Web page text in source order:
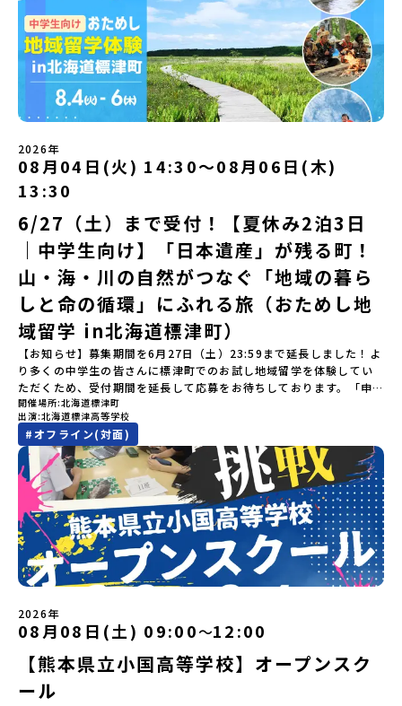
ご登録ください♪地域みらい留学公式LINE
確認ください・参加規約への同意プログラムへの参加申し込みいた
だく前に、「お申し込みに関する各規約」への同意が必須となりま
す。ご確認ください。・抽選による参加者決定についてお申込みい
ただいた方の中から抽選の上、締め切り日から1週間を目途に、お申
し込み時に記入いただいたメールアドレス宛に「当選／落選メー
ル」をお送りいたします。当選者は、メールに記載された「当選確
認フォーム」に３日以内に回答いただき、確認フォームの提出をも
にご回答いただけない場合は、当選を取り消しとさせていただきま
す。当選取り消しがあった場合は、繰り上げ当選者へご連絡させて
いただきます。登録メールアドレスの変更をご希望の場合は下記の
地域みらい留学公式LINEよりご連絡をお願いします。※受信制限設
定をしていると、通知メールをお受け取りいただけません。その場
合は、「@miratabi.jp」からのメールを受信できるよう設定をお願
いいたします。※結果に関する個別のお問合せにはお答えしており
ませんので、ご了承ください。・お申し込みについてお申込はお一
人様1回限りです。PC・スマートフォンからお申込ください。申込
後の内容変更はできません。お申込時は、メールアドレスの入力間
違いにご注意ください。・宿泊について１室に複数(同性2～4名程
度)で宿泊いただく予定です。・食事アレルギー対応について個別の
詳細なアレルギー対応希望にはお応えしかねる場合がございます。
対応が必要な場合は必ず事前にご相談ください。・参加取消や急遽
参加できなくなった場合について参加決定後の参加お取り消しはご
遠慮下さい。やむを得ないお取り消しの場合はお早めに事務局まで
ご連絡ください。・キャンセルポリシーやむを得ない参加お取り消
しの場合、以下のルールに沿って対応させていただきます。ご了承
ください。プログラム開催日の前日＜7月17日＞から、【キャンセル
のご連絡日：お支払いいただく旅行代金】・21日目にあたる日以
前：無料・20日目-8日目：20％・7日目-2日目：30％・プログラム
開始日の前日：40％・プログラム開始日当日：50％・ご連絡無しで
の不参加またはプログラム開始後の解除：100％・催行中止について
天候などの状況等によって開催を見合わせる可能性があります。そ
の場合は原則、開催日1週間前までにご連絡いたします。又、最少催
行人数に達しなかった場合は、開催日3週間前までに催行中止の旨を
メールにてご連絡いたします。・よくあるご質問その他、よくある
ご質問についてはこちらをご確認ください。運営団体について＜プ
ログラム主催：一般財団法人地域・教育魅力化プラットフォーム＞
「意志ある若者にあふれる持続可能な地域・社会をつくる」という
ビジョンを掲げ、2017年3月に島根県に設立した教育事業団体で
す。日本全国約200の高校と連携しながら、中学卒業後に地域の枠を
越えて生徒一人ひとりの夢や価値観に合った地域・学校で1〜3年間
ステイ住宅※1室に複数(同性2～4名程度)で宿泊いただく予定です。
【旅行代金】無料※旅行代金に含まれる費用のうち、以下の内容が
無料となります：・宿泊費（2泊分）・プログラム内のアクティビテ
ィ・体験費用・一部の食事代*以下の費用は参加者のご負担となりま
す・集合場所までの往復交通費・お土産代や自由時間の個人飲食費
などの個人的費用【募集人数】最大10名（お申し込み多数の場合は
抽選の上決定）【参加者決定】お申し込み多数の場合は、締め切り
間】申込期間が延長になりました！5月7日(木)12：00 から 6月4日
(木) 12：00まで疑問も不安もワクワクに変える！「おためし地域留
学」ステップアップ説明会プログラムの内容を詳しく知りたい方
や、お申し込みを迷われている方向けにZoomでのオンライン配信
を行います。知りたい情報のレベルに合わせて、以下の2つのステッ
プをご活用ください。【STEP 1】全体オンライン説明会（アーカイ
ブ動画を公開中！）〜まずは「おためし地域留学」を知りたい方
へ〜日本全国20以上の地域から選んで参加できる「おためし地域留
学」の全体像や魅力について、説明会を開催しました。中学生一人
での参加にあたり、保護者様が特に気になる「安全面」や「事務局
のサポート体制」についても詳しく解説しています。ぜひ、ご自宅
からお気軽にご視聴ください。🎬 [アーカイブ動画を視聴す
る]YouTube：https://youtu.be/Yt8nd04aNgA?
si=e5erbspvwz5O8_uF 【STEP 2】大樹町プログラム説明会〜
「大樹町」の内容を具体的に深掘りしたい方へ〜全体説明を聞いた
うえで、「大樹町では具体的に何をするの？」「どんな町なの？」
という疑問にお答えする説明会です。大樹町ならではの豊かな文化
や、2泊3日のプログラムの中身をたっぷりとお伝えします。日
時： 5月13日(水) 19：00〜19：40内 容： 大樹町ってどんなとこ
ろ？プログラム詳細解説、質疑応答お申し込み：https://c-
mirai.jp/events/002112お気軽にどうぞ！「はじめての一人旅だ
けど大丈夫？」「どんな体験ができるの？」そんな保護者様の不安
や、中学生のみなさんの素朴な疑問にスタッフが直接お答えしま
す。チャットでの質問も可能ですので、ぜひご自宅からリラックス
してご参加ください。▼お申し込み前に必ずご確認ください・参加
規約への同意プログラムへの参加申し込みいただく前に、「お申し
い。・抽選による参加者決定についてお申込みいただいた方の中か
ら抽選の上、締め切り日から1週間を目途に、お申し込み時に記入い
ただいたメールアドレス宛に「当選／落選メール」をお送りいたし
ます。当選者は、メールに記載された「当選確認フォーム」に３日
ていただきます。当選確認フォームの期日までにご回答いただけな
会」＜2日目＞（AM）「出水工業高校のオープンスクールに参
加」 -高校見学 -授業体験（PM）「学校のことを深く知る・もの
づくりにチャレンジ！」 -各学科を実際に体験する -ものづくり
にチャレンジ -竹灯籠づくりを創って灯りをともす「みんなで
BBQ」「2日目の振り返り会」＜3日目＞（AM）「3日間の振り返り
ワーク」 -みんなで振り返り対話（PM） 13:00頃 解散（出水駅）
※天候の状況や参加人数によってプログラムを変更する場合がござ
（月）〜 8月5日（水）※参加が確定した方には7月7日(火) 18:30-
20:00に「参加者向け事前オンライン会」をご案内する予定です。必
ず参加をお願いします。【集合場所・時間】出水駅 8月3日(月)
13:30 集合【解散場所・時間】出水駅 8月5日(水) 12:00 解散【対
象】中学生2～3年生【宿泊先】現在調整中※1室に複数名(同性)で宿
泊いただく予定です。【旅行代金】無料※旅行代金に含まれる費用
のうち、以下の内容が無料となります：・宿泊費（2泊分）・プログ
ラム内のアクティビティ・体験費用・一部の食事代*以下の費用は参
加者のご負担となります・集合場所までの往復交通費・お土産代や
自由時間の個人飲食費などの個人的費用【募集人数】最大10名（お
申し込み多数の場合は抽選の上決定）【参加者決定】お申し込み多
数の場合は、締め切り後1週間を目途に当落結果をご連絡いたしま
す。【申し込み受付期間】6月1日(月)12：00 から 6月15日(月)
12：00まで疑問も不安もワクワクに変える！「おためし地域留学」
ステップアップ説明会プログラムの内容を詳しく知りたい方や、お
申し込みを迷われている方向けにZoomでのオンライン配信を行い
ます。知りたい情報のレベルに合わせて、以下の2つのステップをご
活用ください。【STEP 1】全体オンライン説明会（アーカイブ動画
を公開中！）〜まずは「おためし地域留学」を知りたい方へ〜日本
全国20以上の地域から選んで参加できる「おためし地域留学」の全
体像や魅力について、説明会を開催しました。中学生一人での参加
にあたり、保護者様が特に気になる「安全面」や「事務局のサポー
ト体制」についても詳しく解説しています。ぜひ、ご自宅からお気
軽にご視聴ください。🎬 [アーカイブ動画を視聴する]YouTube：
https://youtu.be/Yt8nd04aNgA?si=e5erbspvwz5O8_uF
【STEP 2】出水市・出水工業高校プログラム説明会〜「出水市・出
水工業高校」の内容を具体的に深掘りしたい方へ〜全体説明を聞い
たうえで、「出水市では具体的に何をするの？」「どんな町な
の？」という疑問にお答えする説明会です。出水市ならではの豊か
な文化や、2泊3日のプログラムの中身をたっぷりとお伝えします。
日 時： 6月9日日(水)19:00-19:45内 容： 出水市ってどんなとこ
ろ？プログラム詳細解説、質疑応答お申し込み：https://c-
mirai.jp/events/091247お気軽にどうぞ！「はじめての一人旅だ
然×アートの融合体験」や「自然クラフト」を楽しんでみません
か？「大自然や文化体験が好き！興味がある！」「その地域にしか
ない郷土料理を味わってみたい！」「地元以外の暮らしや文化が気
になる。いつか留学してみたい！」そんな中学生のみなさんにおす
すめ！「おためし地域留学体験」は、日本全国約200の高校と連携し
ながら地域の枠を超えて学校生活を送ることができる「地域みらい
留学」をプチ体験できるプログラムです。はじめてでも安心！現地
ではスタッフがしっかりとサポートいたします。今回のフィールド
は「岩手県八幡平市（はちまんたいし）」岩手県八幡平市（はちま
んたいし）は北西部にあり、秋田県との県境にある自然豊かな町で
す。町の約83％は「森林」！標高1,000mを超える山岳地帯や高原
もあり緑が豊かな大自然を感じることができ、新緑、山菜の春、花
の夏、紅葉の秋、スキーや樹氷の冬と四季ごとに美しい景色を見る
ことのできるユニークな町です。「十和田八幡平（とわだはちまん
たい）国立公園」では登山やトレッキング、「安比高原（あっぴこ
うげん）スキー場」は日本国内最大級のスキーリゾートとして有名
で、一年中自然アクティビティを楽しむことができます！そして八
幡平市にある「松川地熱発電所」は、日本で初めて「地球のチカラ
を電気に変えた」場所！八幡平の地下からわき出す蒸気をそのまま
電気に変える「地球・自然にやさしい最先端のエネルギー」を生み
出す挑戦をしてきた町です。今回のプログラムでは、この松川地熱
発電所から吹き出す地熱蒸気を使った「アート体験」をすることが
できます。世界でここだけ！地球のチカラを使った幻想的なグラデ
ーションのアートづくりをぜひ体験してみてください！さらに八幡
平市は自然（山）の恵みを生かした料理がとても美味しい地域で
す。みなさんの地元の味とは違う「岩手の郷土料理」を味わって楽
しんでください🎵今回はこの大自然や文化が魅力的な八幡平市で、
日本全国から集まる中学生や「平舘（たいらだて）高校」の高校生
と一緒にさまざまなアクティビティを体験していただきます。他に
はないスペシャルな魅力がギュッと詰まった岩手県八幡平市で五感
を使いながら、まちの魅力を一緒に探究してみませんか？地域と一
体になり「開拓者精神」を育む！「平舘（たいらだて）高校」と
は？今回のプログラムを一緒に過ごしてくれる高校生は「平舘（た
いらだて）高校」の生徒たち。この高校の特徴は「地域と一体にな
った探究教育」と「自分で考えて動くチカラを大切にしている」こ
自身が「探究プロジェクト」を企画し取り組むユニークな高校で
す。机の上で勉強するだけではない、実践的な探究やフィールドワ
ークを楽しむことができます。今回は、そんなエネルギッシュに活
躍する高校生と一緒に交流したり対話をしながら、町の文化・料理
を楽しみ、高校での活動のイメージをもつことができる絶好の機
2026年
08月04日(火) 14:30〜08月06日(木)
13:30
6/27（土）まで受付！【夏休み2泊3日
｜中学生向け】「日本遺産」が残る町！
山・海・川の自然がつなぐ「地域の暮ら
しと命の循環」にふれる旅（おためし地
域留学 in北海道標津町）
【お知らせ】募集期間を6月27日（土）23:59まで延長しました！よ
り多くの中学生の皆さんに標津町でのお試し地域留学を体験してい
ただくため、受付期間を延長して応募をお待ちしております。「申
し込みのタイミングを逃してしまった」という方も、この機会にぜ
ひ一歩踏み出してみませんか？※都合により締め切りを早める場合
がございます。お早目にご応募ください！-------奨学金のお知らせ-
------＼返還不要・3年間最大72万／💡北海道の高校留学に【毎月2
万円】の給付型奨学金～夢に向かって一歩踏み出す、あなたの未来
を応援！～ 詳細・条件はこちらから-----------------------------
----＜体験費・宿泊費が無料！＞一万年前から続く自然と人の暮らし
が今も残る町！広大な自然と生き物とともに生きる豊かさに触れ、
まちの暮らしを一緒に体験してみませんか？「地元以外の地域の暮
らしが気になる。いつか留学してみたい！」「大自然と生き物が好
き！興味がある！」「自分の進学や将来の可能性をもっとひらきた
い！」そんな中学生のみなさんにおすすめ！「おためし地域留学体
験」は、日本全国約200の高校と連携し、地域の枠を超えて学校生活
を送る「地域みらい留学」をプチ体験できるプログラムです。はじ
めてのひとり旅でも安心！現地でもスタッフがしっかりとサポート
いたします。今回のフィールドは「北海道 標津町（しべつちょ
う）」北海道の東に位置する標津町（しべつちょう）は人口 約
4,600人の町。東の水平線の奥に見えるのは北方領土の国後島（くな
開催場所 北海道標津町
出演 北海道標津高等学校
#オフライン(対面)
2026年
08月08日(土) 09:00〜12:00
【熊本県立小国高等学校】オープンスク
ール